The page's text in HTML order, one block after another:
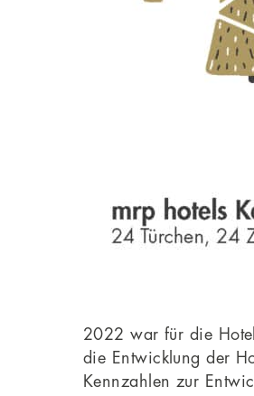
2022 war für die
die Entwicklung der
Kennzahlen zur